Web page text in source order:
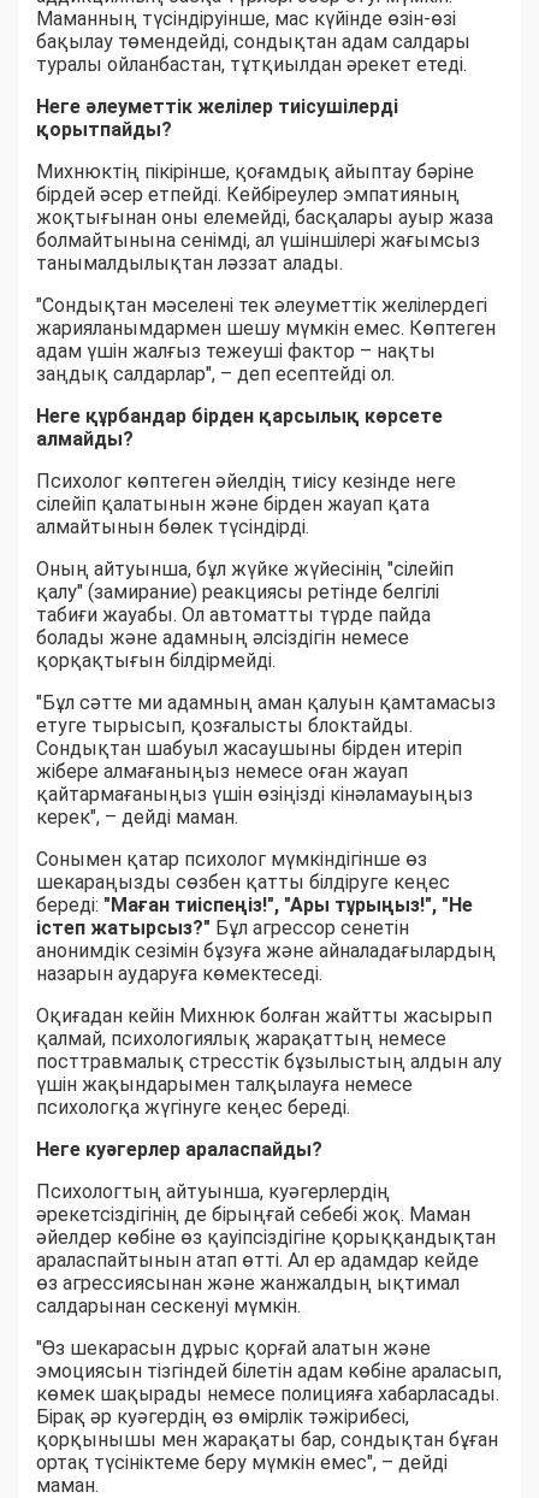
Маманның түсіндіруінше, мас күйінде өзін-өзі
бақылау төмендейді, сондықтан адам салдары
туралы ойланбастан, тұтқиылдан әрекет етеді.
Неге әлеуметтік желілер тиісушілерді
қорытпайды?
Михнюктің пікірінше, қоғамдық айыптау бәріне
бірдей әсер етпейді. Кейбіреулер эмпатияның
жоқтығынан оны елемейді, басқалары ауыр жаза
болмайтынына сенімді, ал үшіншілері жағымсыз
танымалдылықтан ләззат алады.
"Сондықтан мәселені тек әлеуметтік желілердегі
жарияланымдармен шешу мүмкін емес. Көптеген
адам үшін жалғыз тежеуші фактор – нақты
заңдық салдарлар", – деп есептейді ол.
Неге құрбандар бірден қарсылық көрсете
алмайды?
Психолог көптеген әйелдің тиісу кезінде неге
сілейіп қалатынын және бірден жауап қата
алмайтынын бөлек түсіндірді.
Оның айтуынша, бұл жүйке жүйесінің "сілейіп
қалу" (замирание) реакциясы ретінде белгілі
табиғи жауабы. Ол автоматты түрде пайда
болады және адамның әлсіздігін немесе
қорқақтығын білдірмейді.
"Бұл сәтте ми адамның аман қалуын қамтамасыз
етуге тырысып, қозғалысты блоктайды.
Сондықтан шабуыл жасаушыны бірден итеріп
жібере алмағаныңыз немесе оған жауап
қайтармағаныңыз үшін өзіңізді кінәламауыңыз
керек", – дейді маман.
Сонымен қатар психолог мүмкіндігінше өз
шекараңызды сөзбен қатты білдіруге кеңес
береді: "Маған тиіспеңіз!", "Ары тұрыңыз!", "Не
істеп жатырсыз?" Бұл агрессор сенетін
анонимдік сезімін бұзуға және айналадағылардың
назарын аударуға көмектеседі.
Оқиғадан кейін Михнюк болған жайтты жасырып
қалмай, психологиялық жарақаттың немесе
посттравмалық стресстік бұзылыстың алдын алу
үшін жақындарымен талқылауға немесе
психологқа жүгінуге кеңес береді.
Неге куәгерлер араласпайды?
Психологтың айтуынша, куәгерлердің
әрекетсіздігінің де бірыңғай себебі жоқ. Маман
әйелдер көбіне өз қауіпсіздігіне қорыққандықтан
араласпайтынын атап өтті. Ал ер адамдар кейде
өз агрессиясынан және жанжалдың ықтимал
салдарынан сескенуі мүмкін.
"Өз шекарасын дұрыс қорғай алатын және
эмоциясын тізгіндей білетін адам көбіне араласып,
көмек шақырады немесе полицияға хабарласады.
Бірақ әр куәгердің өз өмірлік тәжірибесі,
қорқынышы мен жарақаты бар, сондықтан бұған
ортақ түсініктеме беру мүмкін емес", – дейді
маман.